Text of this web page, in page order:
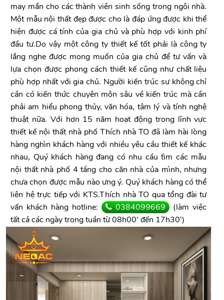
may mắn cho các thành viên sinh sống trong ngôi nhà.
Một mẫu nội thất đẹp được cho là đáp ứng được khi thể
hiện được cá tính của gia chủ và phù hợp với kinh phí
đầu tư.Do vậy một công ty thiết kế tốt phải là công ty
lắng nghe được mong muốn của gia chủ để tư vấn và
lựa chọn được phong cách thiết kế cũng như chất liệu
phù hợp nhất với gia chủ. Người kiến trúc sư không chỉ
cần có kiến thức chuyên môn sâu về kiến trúc mà cần
phải am hiểu phong thủy, văn hóa, tâm lý và tính nghệ
thuật nữa. Với hơn 15 năm hoạt động trong lĩnh vực
thiết kế nội thất nhà phố Thích nhà TO đã làm hài lòng
hàng nghìn khách hàng với nhiều yêu cầu thiết kế khác
nhau, Quý khách hàng đang có nhu cầu tìm các mẫu
nội thất nhà phố 4 tầng cho căn nhà của mình, nhưng
chưa chọn được mẫu nào ưng ý. Quý khách hàng có thể
liên hệ trực tiếp với KTS.Thích nhà TO qua tổng đài tư
vấn khách hàng hotline:
0384099669
(làm việc
tất cả các ngày trong tuần từ 08h00' đến 17h30')